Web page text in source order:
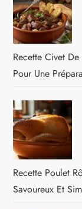
Recette Civet
Pour Une
Recette Poulet
Savoureux Et